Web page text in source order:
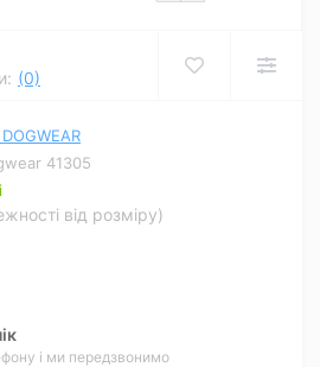
(0)
41305
від розміру)
і ми передзвонимо